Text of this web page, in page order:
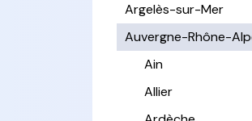
Argelès-sur-Mer
Auvergne-Rhône-
Ain
Allier